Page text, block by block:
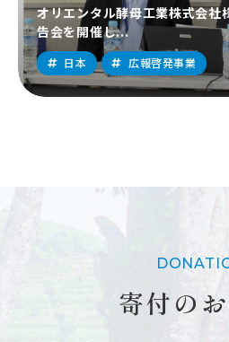
オリエンタル酵母工業株式会社
告会を開催し...
日本 広報啓発事業
寄付の